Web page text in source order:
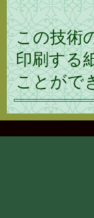
この技術
印刷する
ことがで